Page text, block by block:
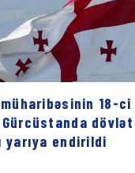
18-ci
dövlət
yarıya endirildi